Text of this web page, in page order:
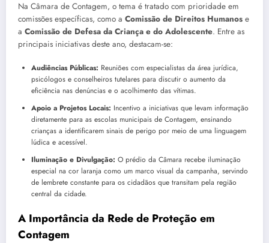
Na Câmara de Contagem, o tema é tratado com prioridade em
comissões específicas, como a Comissão de Direitos Humanos e
a Comissão de Defesa da Criança e do Adolescente. Entre as
principais iniciativas deste ano, destacam-se:
Audiências Públicas: Reuniões com especialistas da área jurídica,
psicólogos e conselheiros tutelares para discutir o aumento da
eficiência nas denúncias e o acolhimento das vítimas.
Apoio a Projetos Locais: Incentivo a iniciativas que levam informação
diretamente para as escolas municipais de Contagem, ensinando
crianças a identificarem sinais de perigo por meio de uma linguagem
lúdica e acessível.
Iluminação e Divulgação: O prédio da Câmara recebe iluminação
especial na cor laranja como um marco visual da campanha, servindo
de lembrete constante para os cidadãos que transitam pela região
central da cidade.
A Importância da Rede de Proteção em
Contagem